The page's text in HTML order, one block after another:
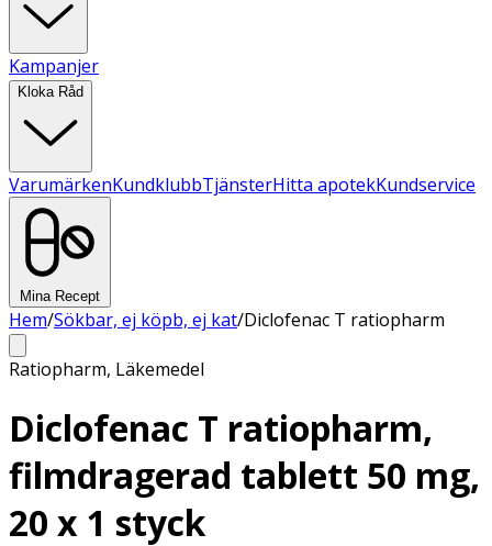
Kampanjer
Kloka Råd
VarumärkenKundklubbTjänsterHitta apotekKundservice
Mina Recept
Hem/Sökbar, ej köpb, ej kat/Diclofenac T ratiopharm
Ratiopharm, Läkemedel
Diclofenac T ratiopharm,
filmdragerad tablett 50 mg,
20 x 1 styck